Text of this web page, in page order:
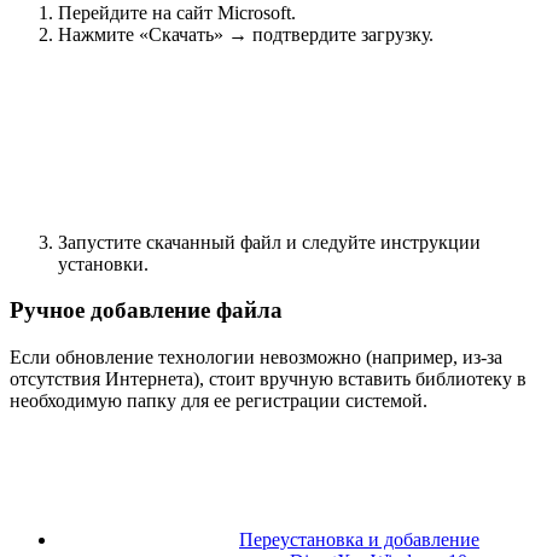
Перейдите на сайт Microsoft.
Нажмите «Скачать» → подтвердите загрузку.
Запустите скачанный файл и следуйте инструкции
установки.
Ручное добавление файла
Если обновление технологии невозможно (например, из-за
отсутствия Интернета), стоит вручную вставить библиотеку в
необходимую папку для ее регистрации системой.
Переустановка и добавление